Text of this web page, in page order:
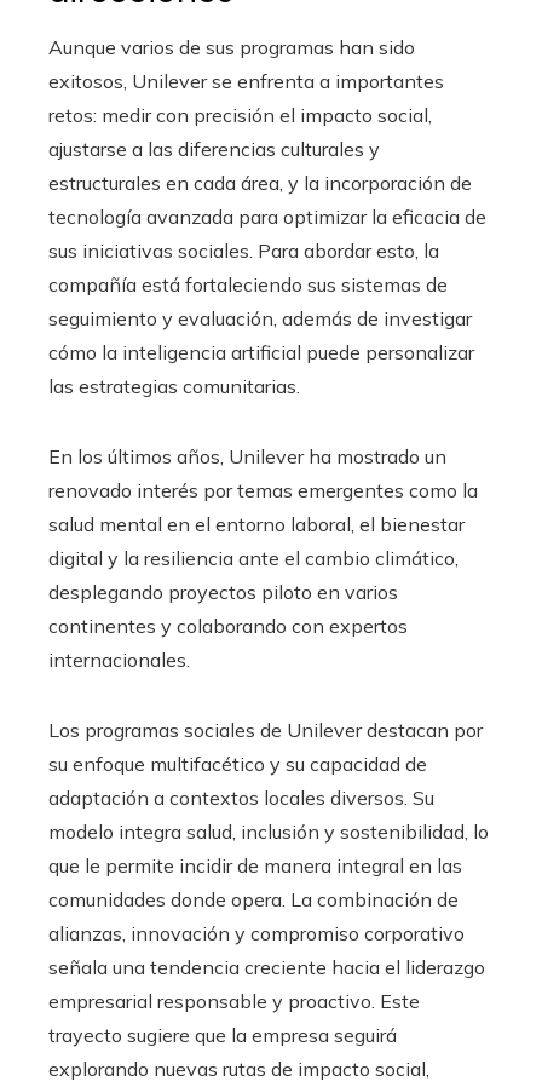
Aunque varios de sus programas han sido
exitosos, Unilever se enfrenta a importantes
retos: medir con precisión el impacto social,
ajustarse a las diferencias culturales y
estructurales en cada área, y la incorporación de
tecnología avanzada para optimizar la eficacia de
sus iniciativas sociales. Para abordar esto, la
compañía está fortaleciendo sus sistemas de
seguimiento y evaluación, además de investigar
cómo la inteligencia artificial puede personalizar
las estrategias comunitarias.
En los últimos años, Unilever ha mostrado un
renovado interés por temas emergentes como la
salud mental en el entorno laboral, el bienestar
digital y la resiliencia ante el cambio climático,
desplegando proyectos piloto en varios
continentes y colaborando con expertos
internacionales.
Los programas sociales de Unilever destacan por
su enfoque multifacético y su capacidad de
adaptación a contextos locales diversos. Su
modelo integra salud, inclusión y sostenibilidad, lo
que le permite incidir de manera integral en las
comunidades donde opera. La combinación de
alianzas, innovación y compromiso corporativo
señala una tendencia creciente hacia el liderazgo
empresarial responsable y proactivo. Este
trayecto sugiere que la empresa seguirá
explorando nuevas rutas de impacto social,